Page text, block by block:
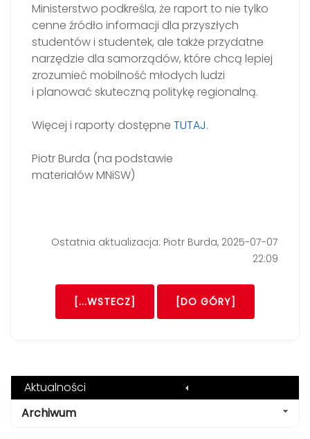
Ministerstwo podkreśla, że raport to nie tylko
cenne źródło informacji dla przyszłych
studentów i studentek, ale także przydatne
narzędzie dla samorządów, które chcą lepiej
zrozumieć mobilność młodych ludzi
i planować skuteczną politykę regionalną.
Więcej i raporty dostępne TUTAJ.
Piotr Burda (na podstawie
materiałów MNiSW)
Ostatnia aktualizacja: Piotr Burda, 2025-07-07
22:09
[...WSTECZ] [DO GÓRY]
Aktualności
Archiwum